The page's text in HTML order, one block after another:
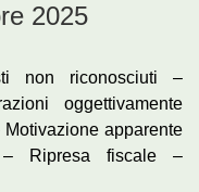
2025
non riconosciuti –
oggettivamente
apparente
Ripresa fiscale –